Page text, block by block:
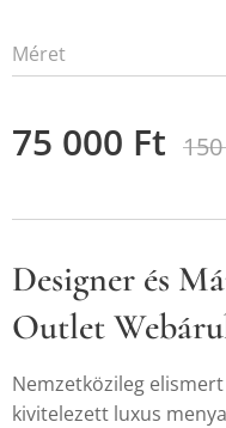
Méret
75 000 Ft
Designer és
Outlet
Nemzetközileg
kivitelezett luxus